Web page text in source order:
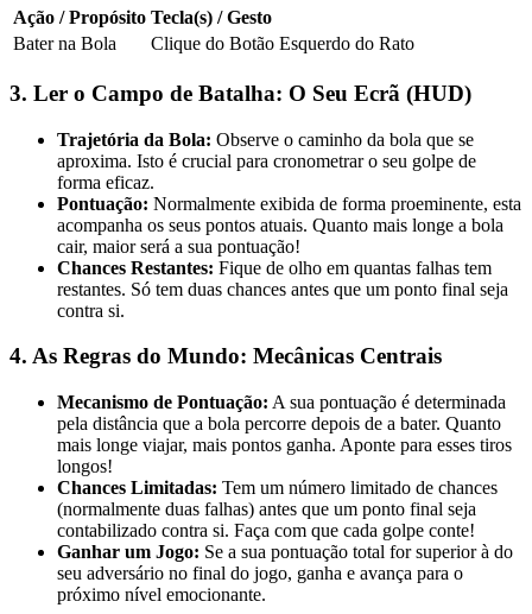
Ação / Propósito Tecla(s) / Gesto
Bater na Bola
Clique do Botão Esquerdo do Rato
3. Ler o Campo de Batalha: O Seu Ecrã (HUD)
Trajetória da Bola: Observe o caminho da bola que se
aproxima. Isto é crucial para cronometrar o seu golpe de
forma eficaz.
Pontuação: Normalmente exibida de forma proeminente, esta
acompanha os seus pontos atuais. Quanto mais longe a bola
cair, maior será a sua pontuação!
Chances Restantes: Fique de olho em quantas falhas tem
restantes. Só tem duas chances antes que um ponto final seja
contra si.
4. As Regras do Mundo: Mecânicas Centrais
Mecanismo de Pontuação: A sua pontuação é determinada
pela distância que a bola percorre depois de a bater. Quanto
mais longe viajar, mais pontos ganha. Aponte para esses tiros
longos!
Chances Limitadas: Tem um número limitado de chances
(normalmente duas falhas) antes que um ponto final seja
contabilizado contra si. Faça com que cada golpe conte!
Ganhar um Jogo: Se a sua pontuação total for superior à do
seu adversário no final do jogo, ganha e avança para o
próximo nível emocionante.